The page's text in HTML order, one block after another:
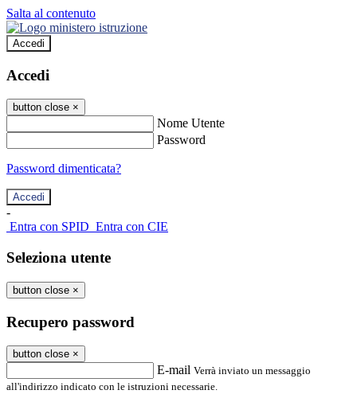
Salta al contenuto
Accedi
Accedi
button close ×
Nome Utente
Password
Password dimenticata?
-
Entra con SPID Entra con CIE
Seleziona utente
button close ×
Recupero password
button close ×
E-mail Verrà inviato un messaggio
all'indirizzo indicato con le istruzioni necessarie.